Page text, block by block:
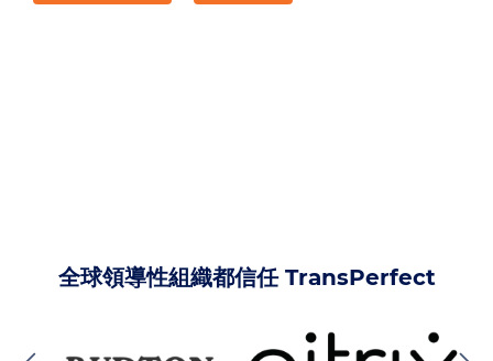
全球領導性組織都信任 TransPerfect